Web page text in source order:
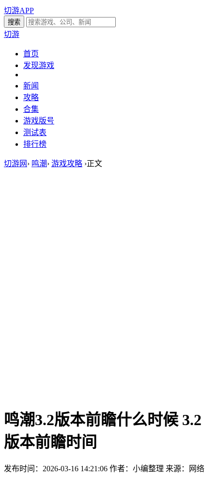
切游APP
切游
首页
发现游戏
新闻
攻略
合集
游戏版号
测试表
排行榜
切游网 › 鸣潮› 游戏攻略 ›正文
鸣潮3.2版本前瞻什么时候 3.2
版本前瞻时间
发布时间：2026-03-16 14:21:06 作者：小编整理 来源：网络